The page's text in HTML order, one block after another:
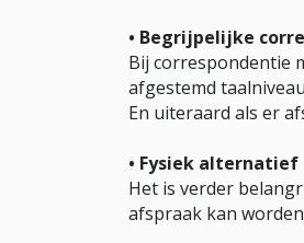
• Begrijpelijke
Bij correspondentie
afgestemd
En uiteraard als er
• Fysiek alternatief
Het is verder
afspraak kan